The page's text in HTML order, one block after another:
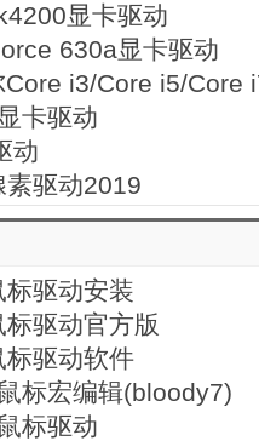
显卡驱动
630a显卡驱动
Core i3/Core i5/Core
动卡驱动
动
驱动2019
驱动安装
驱动官方版
驱动软件
标宏编辑(bloody7)
标驱动